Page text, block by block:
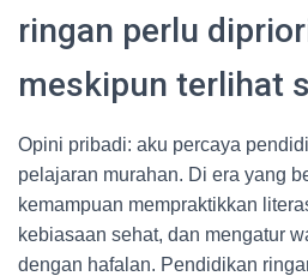
ringan perlu
meskipun terlihat
Opini pribadi: aku percaya
pelajaran murahan. Di era yang
kemampuan mempraktikkan
kebiasaan sehat, dan mengatur
dengan hafalan. Pendidikan